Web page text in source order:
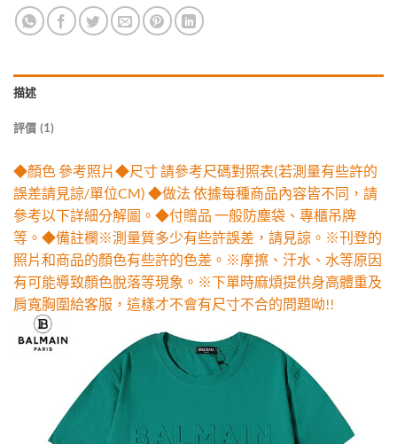
描述
評價 (1)
◆顏色 參考照片◆尺寸 請參考尺碼對照表(若測量有些許的
誤差請見諒/單位CM) ◆做法 依據每種商品內容皆不同，請
參考以下詳細分解圖。◆付贈品 一般防塵袋、專櫃吊牌
等。◆備註欄※測量質多少有些許誤差，請見諒。※刊登的
照片和商品的顏色有些許的色差。※摩擦、汗水、水等原因
有可能導致顏色脫落等現象。※下單時麻煩提供身高體重及
肩寬胸圍給客服，這樣才不會有尺寸不合的問題呦!!